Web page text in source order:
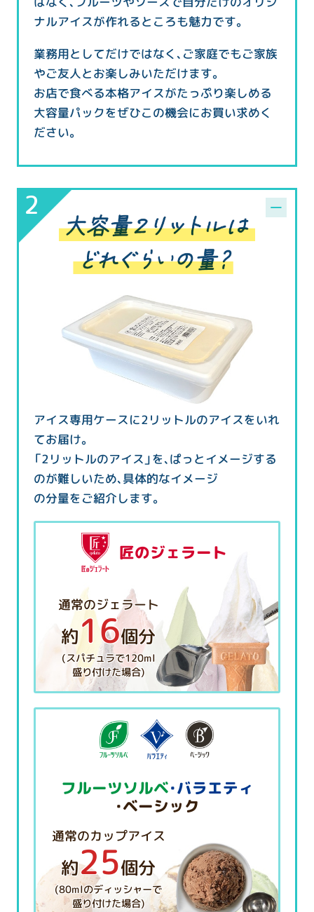
ナルアイスが作れるところも魅力です。
業務用としてだけではなく、ご家庭でもご家族
やご友人とお楽しみいただけます。
お店で食べる本格アイスがたっぷり楽しめる
大容量パックをぜひこの機会にお買い求めく
ださい。
アイス専用ケースに2リットルのアイスをいれ
てお届け。
「2リットルのアイス」を、ぱっとイメージする
のが難しいため、具体的なイメージ
の分量をご紹介します。
匠のジェラート
通常のジェラート
約16個分
(スパチュラで120ml
盛り付けた場合)
フルーツソルベ・バラエティ
・ベーシック
通常のカップアイス
約25個分
(80mlのディッシャーで
盛り付けた場合)